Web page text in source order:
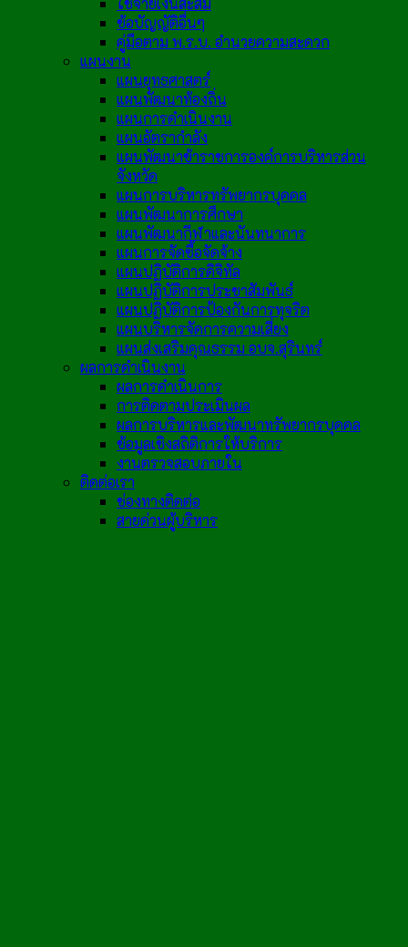
ข้อบัญญัติอื่นๆ
คู่มือตาม พ.ร.บ. อำนวยความสะดวก
แผนงาน
แผนยุทธศาสตร์
แผนพัฒนาท้องถิ่น
แผนการดำเนินงาน
แผนอัตรากำลัง
แผนพัฒนาข้าราชการองค์การบริหารส่วน
จังหวัด
แผนการบริหารทรัพยากรบุคคล
แผนพัฒนาการศึกษา
แผนพัฒนากีฬาและนันทนาการ
แผนการจัดซื้อจัดจ้าง
แผนปฏิบัติการดิจิทัล
แผนปฏิบัติการประชาสัมพันธ์
แผนปฏิบัติการป้องกันการทุจริต
แผนบริหารจัดการความเสี่ยง
แผนส่งเสริมคุณธรรม อบจ.สุรินทร์
ผลการดำเนินงาน
ผลการดำเนินการ
การติดตามประเมินผล
ผลการบริหารและพัฒนาทรัพยากรบุคคล
ข้อมูลเชิงสถิติการให้บริการ
งานตรวจสอบภายใน
ติดต่อเรา
ช่องทางติดต่อ
สายด่วนผู้บริหาร